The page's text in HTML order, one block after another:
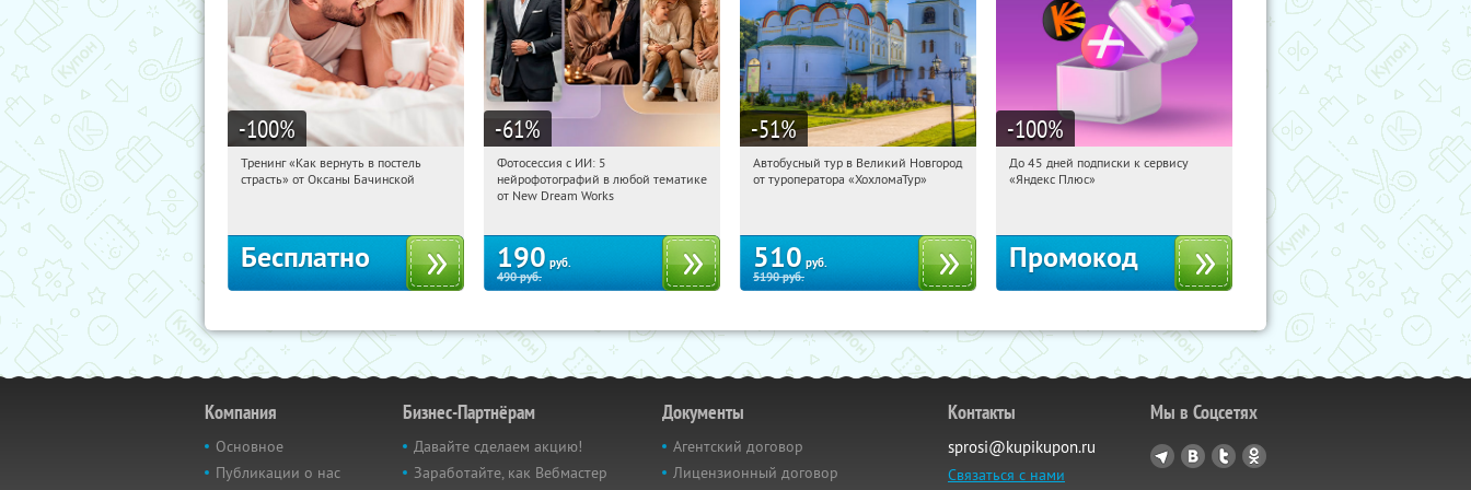
-100%
04:01:14 Получили:
Тренинг «Как вернуть в постель
страсть» от Оксаны Бачинской
Бесплатно
-61%
04:01:14
Россия
Фотосессия с ИИ: 5
нейрофотографий в любой тематике
от New Dream Works
190 руб.
490руб.
-51%
04:01:14 Купили:2
Автобусный тур в Великий Новгород
от туроператора «ХохломаТур»
510 руб.
5190руб.
-100%
04:01:14 Получили:
До 45 дней подписки к сервису
«Яндекс Плюс»
Промокод
Компания
Основное
Публикации о нас
Бизнес-Партнёрам
Давайте сделаем акцию!
Заработайте, как Вебмастер
Документы
Агентский договор
Лицензионный договор
Контакты
sprosi@kupikupon.ru
Связаться с нами
Мы в Соцсетях